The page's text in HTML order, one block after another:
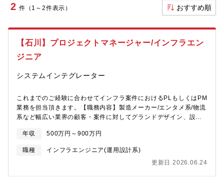
2 件（1～2件表示） おすすめ順
【石川】プロジェクトマネージャー/インフラエン
ジニア
システムインテグレーター
これまでのご経験に合わせてインフラ案件におけるPLもしくはPM
業務を担当頂きます。【職務内容】製造メーカー/エンタメ系/物流
系など幅広い業界の顧客・案件に対してグランドデザイン、設
トを担当いただきます。■顧客折衝や要件定義などの上流工程■プ
ロジェクト全体の管理■設計、構築業務※自社サービスや受託開発
など様々な案件がございます。【具体的な職務内容】■各顧客のイ
ンフラ領域における提案 - 要件定義 - 設計 - 構築業務及びプロジ
年収 500万円～900万円
職種
インフラエンジニア(運用設計系)
更新日 2026.06.24